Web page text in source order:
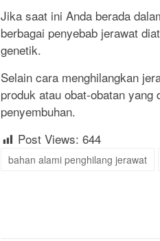
Jika saat ini Anda berada
berbagai penyebab jerawat
genetik.
Selain cara menghilangkan
produk atau obat-obatan
penyembuhan.
Post Views: 644
bahan alami penghilang jerawat